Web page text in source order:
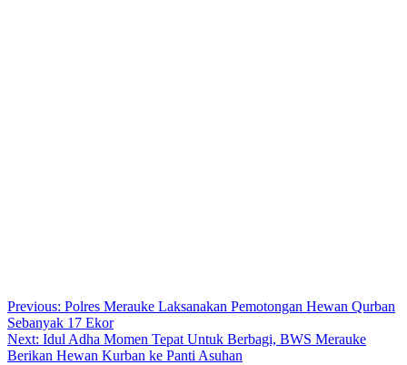
Post
navigation
Previous: Polres Merauke Laksanakan Pemotongan Hewan Qurban
Sebanyak 17 Ekor
Next: Idul Adha Momen Tepat Untuk Berbagi, BWS Merauke
Berikan Hewan Kurban ke Panti Asuhan